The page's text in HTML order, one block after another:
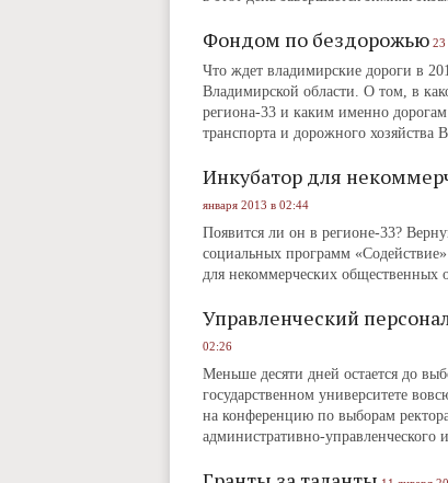
Фондом по бездорожью 23
Что ждет владимирские дороги в
Владимирской области. О том, в
региона-33 и каким именно дорогам
транспорта и дорожного хозяйства
Инкубатор для
января 2013 в 02:44
Появится ли он в регионе-33?
социальных программ
для некоммерческих общественных
Управленческий
02:26
Меньше десяти дней остается до
государственном университете
на конференцию по выборам
административно-